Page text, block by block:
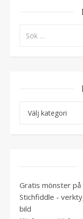
Gratis mönster på
Stichfiddle -
bild